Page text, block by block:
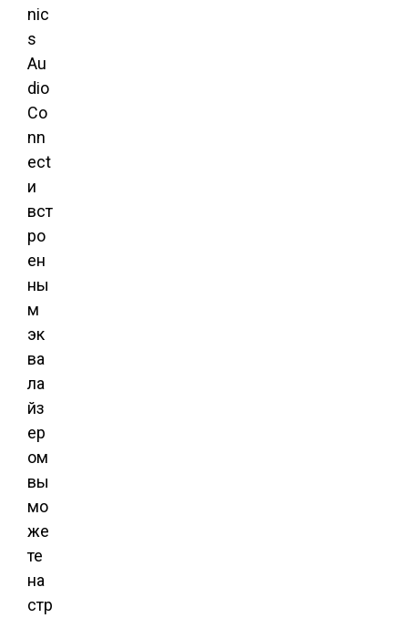
nic
s
Au
dio
Co
nn
ect
и
вст
ро
ен
ны
м
эк
ва
ла
йз
ер
ом
вы
мо
же
те
на
стр